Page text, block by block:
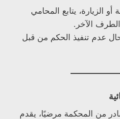
الزيارة، يتابع المحامي
الآخر.
عدم تنفيذ الحكم من قبل
من المحكمة مرضيًا، يقدم